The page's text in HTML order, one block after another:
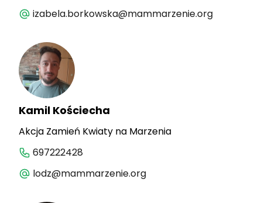
izabela.borkowska@mammarzenie.org
Kamil Kościecha
Akcja Zamień Kwiaty na Marzenia
697222428
lodz@mammarzenie.org